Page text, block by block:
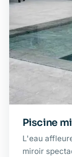
Piscine
L'eau
miroir